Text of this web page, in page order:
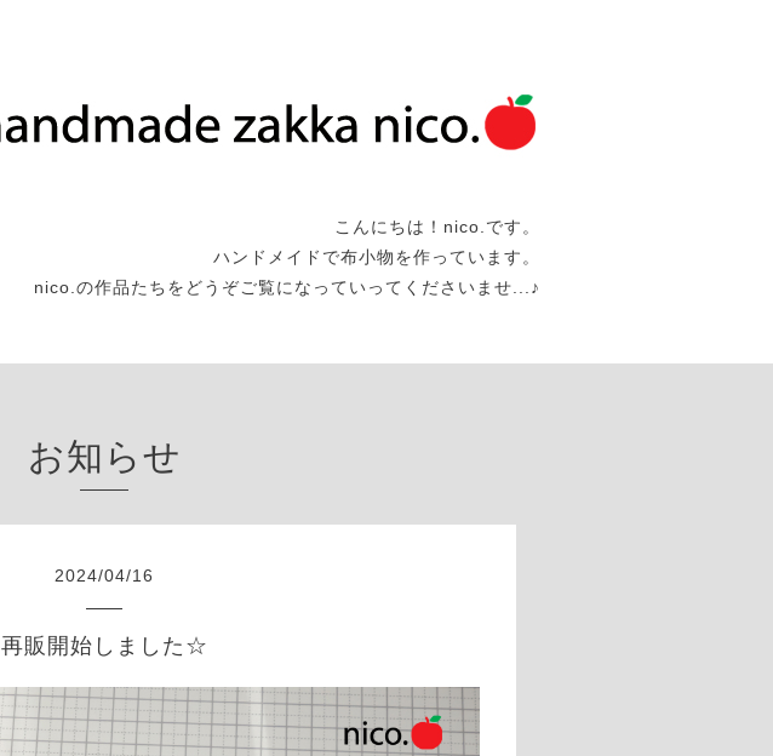
こんにちは！nico.です。
ハンドメイドで布小物を作っています。
nico.の作品たちをどうぞご覧になっていってくださいませ...♪
お知らせ
2024/04/16
再販開始しました☆